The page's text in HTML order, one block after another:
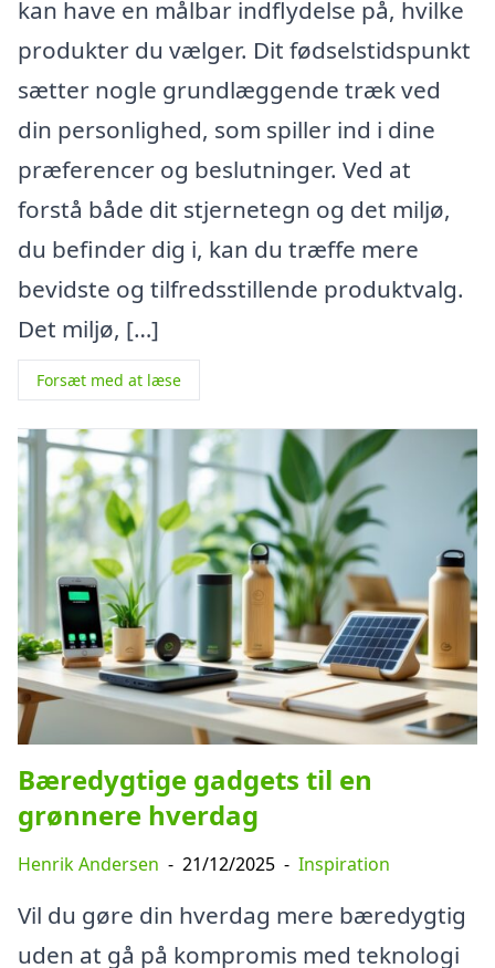
kan have en målbar indflydelse på, hvilke
produkter du vælger. Dit fødselstidspunkt
sætter nogle grundlæggende træk ved
din personlighed, som spiller ind i dine
præferencer og beslutninger. Ved at
forstå både dit stjernetegn og det miljø,
du befinder dig i, kan du træffe mere
bevidste og tilfredsstillende produktvalg.
Det miljø, […]
Forsæt med at læse
Bæredygtige gadgets til en
grønnere hverdag
Henrik Andersen - 21/12/2025 - Inspiration
Vil du gøre din hverdag mere bæredygtig
uden at gå på kompromis med teknologi